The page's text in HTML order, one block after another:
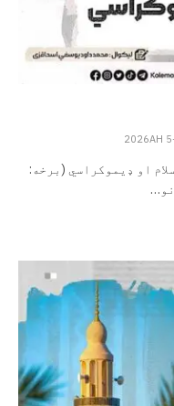
او ډیموکراسي (برخه: